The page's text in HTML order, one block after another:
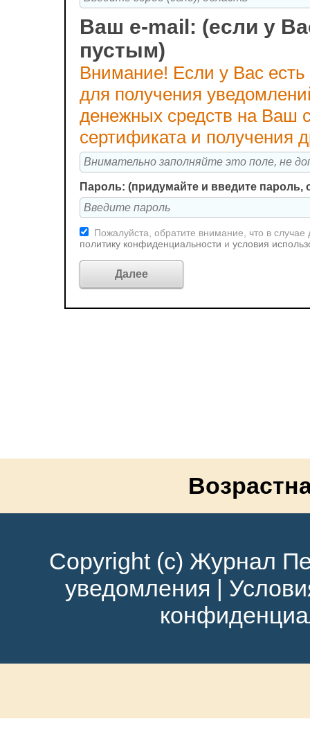
Ваш e-mail: (если у
пустым)
Внимание! Если у Вас
для получения
денежных средств на Ваш
сертификата и получения
Пароль: (придумайте и введите пароль,
Пожалуйста, обратите внимание, что в
политику конфиденциальности и условия
Copyright (c) Журнал
уведомления |